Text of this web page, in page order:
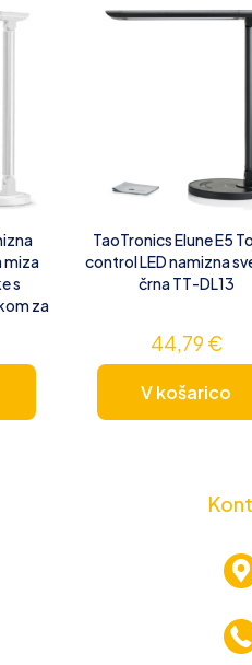
miza
s
za
TaoTronics Elune E5
control LED namizna
črna TT-DL13
44,79€
V košarico